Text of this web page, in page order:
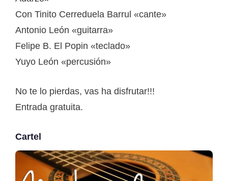
Con Tinito Cerreduela Barrul «cante»
Antonio León «guitarra»
Felipe B. El Popin «teclado»
Yuyo León «percusión»
No te lo pierdas, vas ha disfrutar!!!
Entrada gratuita.
Cartel